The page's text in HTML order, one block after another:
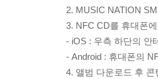
2. MUSIC NATION
3. NFC CD를 휴대폰
- iOS : 우측 하단의 안
- Android : 휴대폰의
4. 앨범 다운로드 후 콘